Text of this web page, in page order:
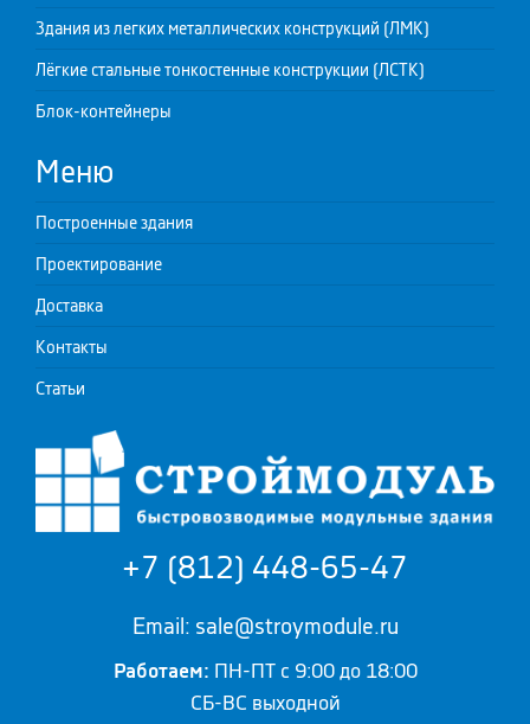
Здания из легких металлических конструкций (ЛМК)
Лёгкие стальные тонкостенные конструкции (ЛСТК)
Блок-контейнеры
Меню
Построенные здания
Проектирование
Доставка
Контакты
Статьи
+7 (812) 448-65-47
Email: sale@stroymodule.ru
Работаем: ПН-ПТ с 9:00 до 18:00
СБ-ВС выходной